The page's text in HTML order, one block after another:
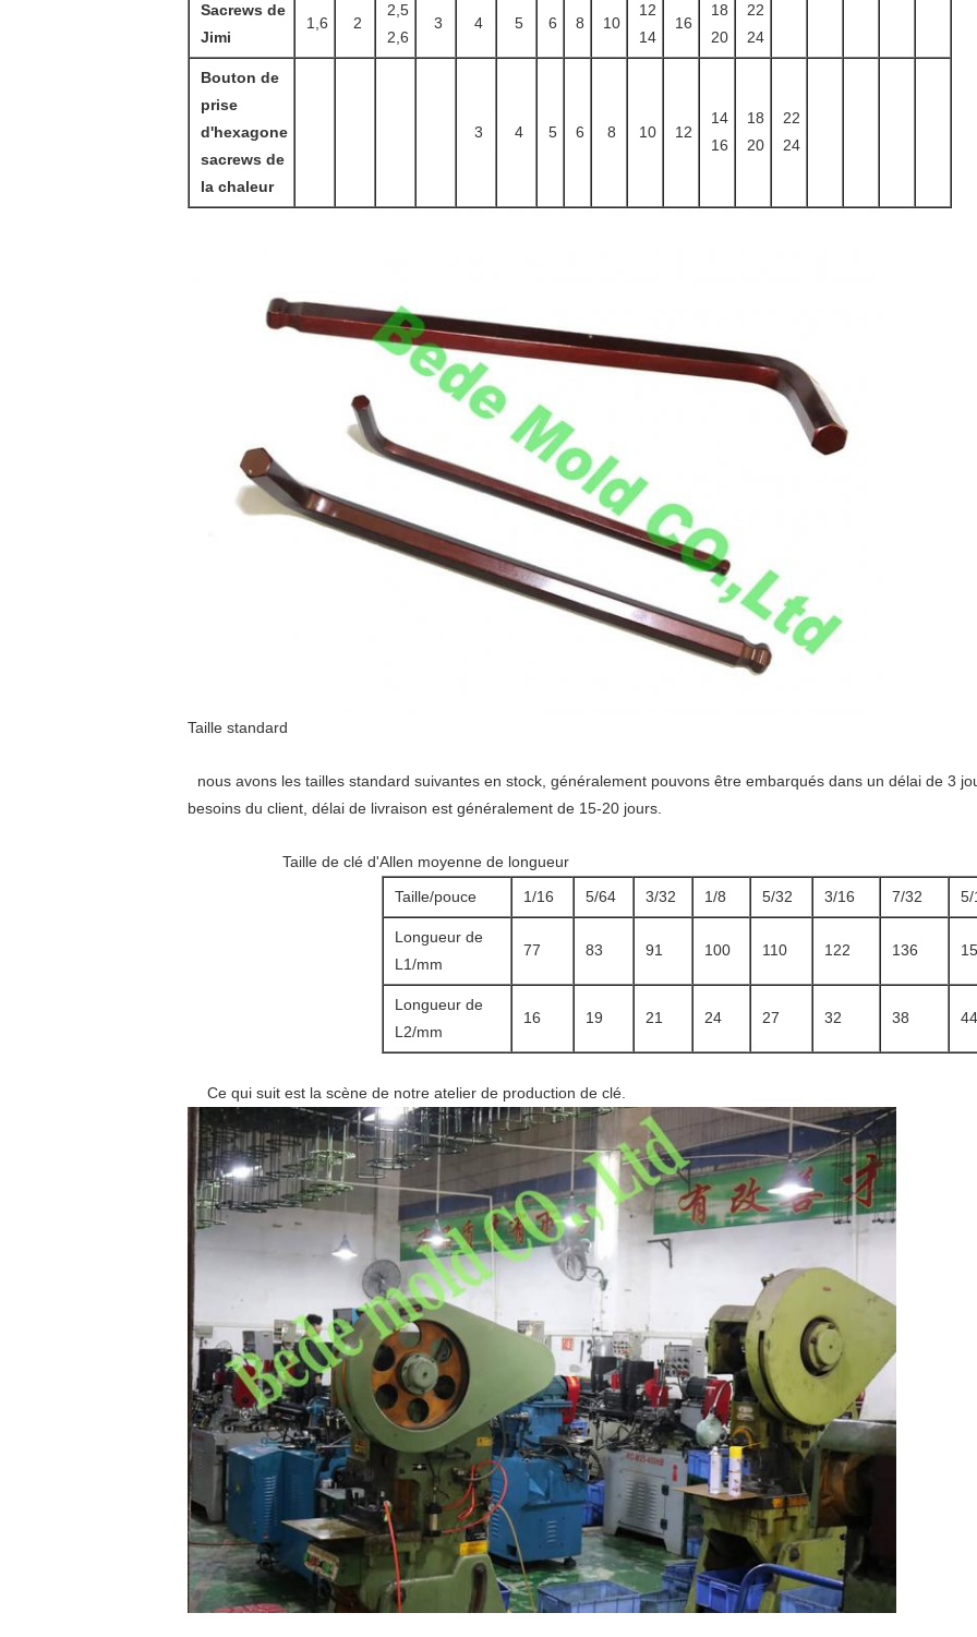
Sacrews de
Jimi
1,6 2
2,5
2,6
3 4 5 6 8 10
12
14
16
18
20
22
24
Bouton de
prise
d'hexagone
sacrews de
la chaleur
3 4 5 6 8 10 12
14
16
18
20
22
24
Taille standard
nous avons les tailles standard suivantes en stock, généralement pouvons être embarqués dans un délai de 3
besoins du client, délai de livraison est généralement de 15-20 jours.
Taille de clé d'Allen moyenne de longueur
Taille/pouce
1/16 5/64 3/32 1/8 5/32 3/16 7/32 5/
Longueur de
L1/mm
77 83 91 100 110 122 136
Longueur de
L2/mm
16 19 21 24 27 32 38 44
Ce qui suit est la scène de notre atelier de production de clé.